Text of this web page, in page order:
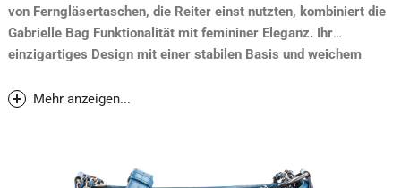
von Ferngläsertaschen, die Reiter einst nutzten, kombiniert die
Gabrielle Bag Funktionalität mit femininer Eleganz. Ihr
einzigartiges Design mit einer stabilen Basis und weichem
Möglichkeiten – ob über der Schulter, crossbody oder als
Mehr anzeigen...